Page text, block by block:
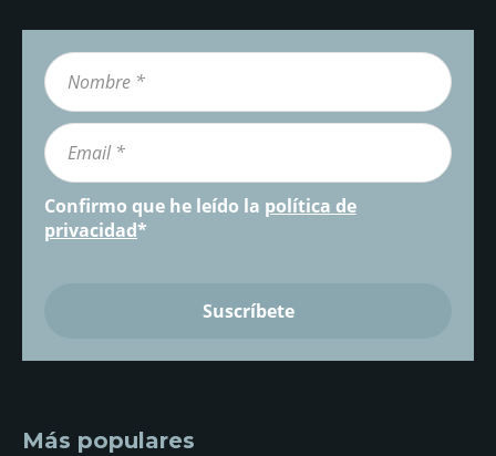
Confirmo que he leído la política de
privacidad*
Más populares